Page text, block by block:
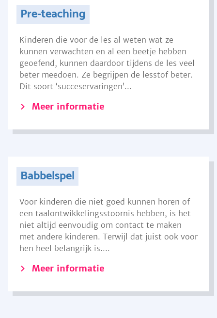
Pre-teaching
Kinderen die voor de les al weten wat ze
kunnen verwachten en al een beetje hebben
geoefend, kunnen daardoor tijdens de les veel
beter meedoen. Ze begrijpen de lesstof beter.
Dit soort ‘succeservaringen’...
Meer informatie
Babbelspel
Voor kinderen die niet goed kunnen horen of
een taalontwikkelingsstoornis hebben, is het
niet altijd eenvoudig om contact te maken
met andere kinderen. Terwijl dat juist ook voor
hen heel belangrijk is....
Meer informatie